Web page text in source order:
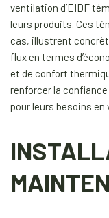
ventilation d’EIDF
leurs produits. Ces
cas, illustrent
flux en termes
et de confort
renforcer la
pour leurs besoins en